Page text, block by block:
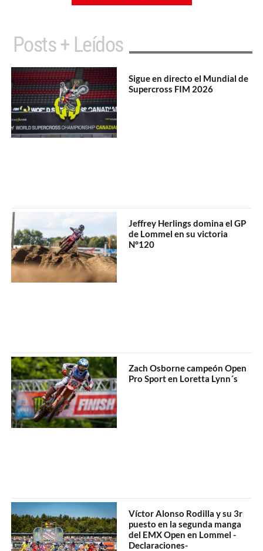
Posts + Leídos
Sigue en directo el Mundial de
Supercross FIM 2026
Jeffrey Herlings domina el GP
de Lommel en su victoria
N°120
Zach Osborne campeón Open
Pro Sport en Loretta Lynn´s
Víctor Alonso Rodilla y su 3r
puesto en la segunda manga
del EMX Open en Lommel -
Declaraciones-